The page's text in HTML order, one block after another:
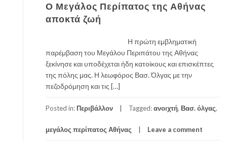
Ο Μεγάλος Περίπατος της Αθήνας
αποκτά ζωή
Η πρώτη εμβληματική
παρέμβαση του Μεγάλου Περιπάτου της Αθήνας
ξεκίνησε και υποδέχεται ήδη κατοίκους και επισκέπτες
της πόλης μας. Η λεωφόρος Βασ. Όλγας με την
πεζοδρόμηση και τις […]
Posted in: Περιβάλλον Tagged:ανοιχτή, Βασ. όλγας,
μεγάλος περίπατος Αθήνας Leave a comment